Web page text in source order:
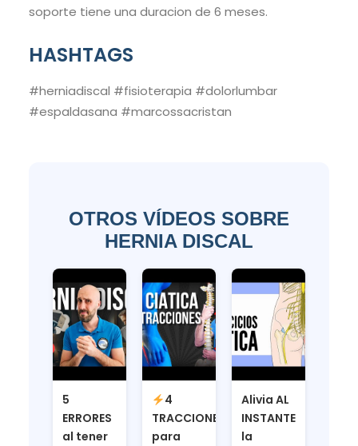
soporte tiene una duracion de 6 meses.
HASHTAGS
#herniadiscal #fisioterapia #dolorlumbar
#espaldasana #marcossacristan
OTROS VÍDEOS SOBRE
HERNIA DISCAL
5
ERRORES
al tener
4
TRACCIONES
para
Alivia AL
INSTANTE
la